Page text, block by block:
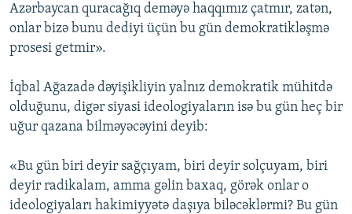
Azərbaycan quracağıq deməyə haqqımız çatmır, zatən,
onlar bizə bunu dediyi üçün bu gün demokratikləşmə
prosesi getmir».
İqbal Ağazadə dəyişikliyin yalnız demokratik mühitdə
olduğunu, digər siyasi ideologiyaların isə bu gün heç bir
uğur qazana bilməyəcəyini deyib:
«Bu gün biri deyir sağçıyam, biri deyir solçuyam, biri
deyir radikalam, amma gəlin baxaq, görək onlar o
ideologiyaları hakimiyyətə daşıya biləcəklərmi? Bu gün